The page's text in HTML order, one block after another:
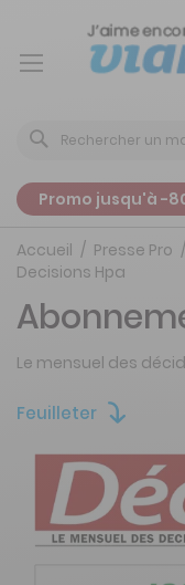
Promo jusqu'à -
Accueil Presse Pro
Decisions Hpa
Feuilleter
Le mensuel des